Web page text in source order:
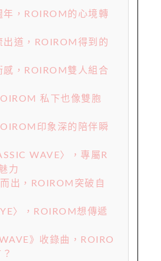
年，ROIROM的心境轉
出道，ROIROM得到的
感，ROIROM雙人組合
私下也像雙胞
印象深的陪伴瞬
WAVE〉，專屬R
力
出，ROIROM突破自
〉，ROIROM想傳遞
》收錄曲，ROIRO